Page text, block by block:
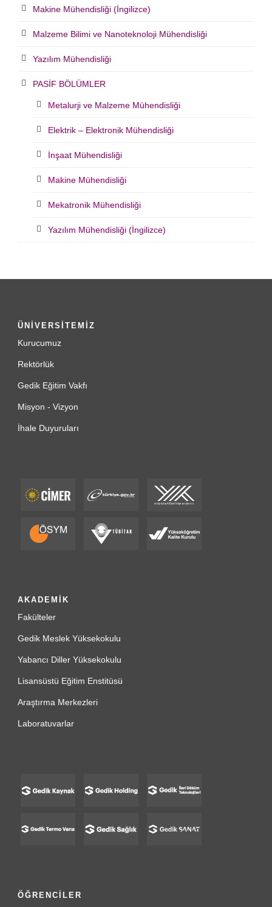
Makine Mühendisliği (İngilizce)
Malzeme Bilimi ve Nanoteknoloji Mühendisliği
Yazılım Mühendisliği
PASİF BÖLÜMLER
Metalurji ve Malzeme Mühendisliği
Elektrik – Elektronik Mühendisliği
İnşaat Mühendisliği
Makine Mühendisliği
Mekatronik Mühendisliği
Yazılım Mühendisliği (İngilizce)
ÜNİVERSİTEMİZ
Kurucumuz
Rektörlük
Gedik Eğitim Vakfı
Misyon - Vizyon
İhale Duyuruları
AKADEMİK
Fakülteler
Gedik Meslek Yüksekokulu
Yabancı Diller Yüksekokulu
Lisansüstü Eğitim Enstitüsü
Araştırma Merkezleri
Laboratuvarlar
ÖĞRENCİLER